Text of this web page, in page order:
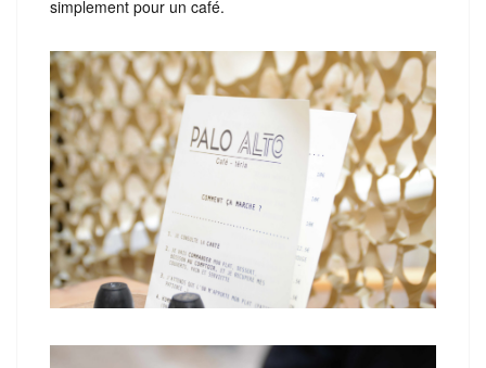
simplement pour un café.